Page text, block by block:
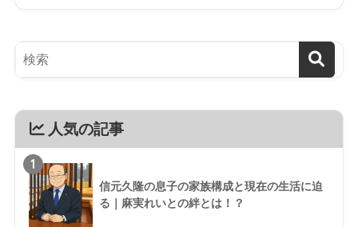
人気の記事
1
信元久隆の息子の家族構成と現在の生活に迫
る｜麻実れいとの絆とは！？